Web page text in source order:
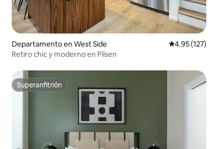
Departamento en West Side Calificación
4.95 (127)
Retiro chic y moderno en Pilsen
Superanfitrión
Superanfitrión